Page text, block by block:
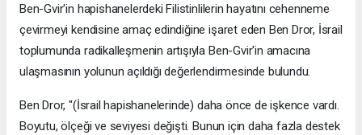
Ben-Gvir'in hapishanelerdeki Filistinlilerin hayatını cehenneme
çevirmeyi kendisine amaç edindiğine işaret eden Ben Dror, İsrail
toplumunda radikalleşmenin artışıyla Ben-Gvir'in amacına
ulaşmasının yolunun açıldığı değerlendirmesinde bulundu.
Ben Dror, "(İsrail hapishanelerinde) daha önce de işkence vardı.
Boyutu, ölçeği ve seviyesi değişti. Bunun için daha fazla destek